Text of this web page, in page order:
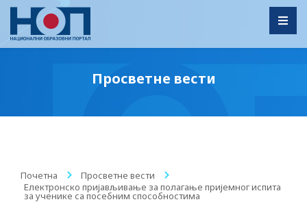
Просветне вести
Почетна / Просветне вести
/
Електронско пријављивање за полагање пријемног испита
за ученике са посебним способностима